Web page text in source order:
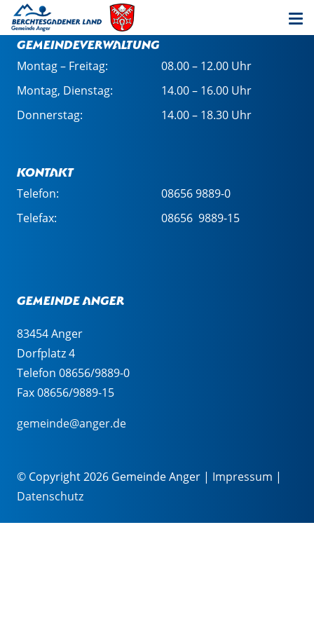
Öffnungszeiten in der
Gemeindeverwaltung
Montag – Freitag:
08.00 – 12.00 Uhr
Montag, Dienstag:
14.00 – 16.00 Uhr
Donnerstag:
14.00 – 18.30 Uhr
Kontakt
Telefon:
08656 9889-0
Telefax:
08656 9889-15
Gemeinde Anger
83454 Anger
Dorfplatz 4
Telefon 08656/9889-0
Fax 08656/9889-15
gemeinde@anger.de
© Copyright 2026 Gemeinde Anger | Impressum |
Datenschutz